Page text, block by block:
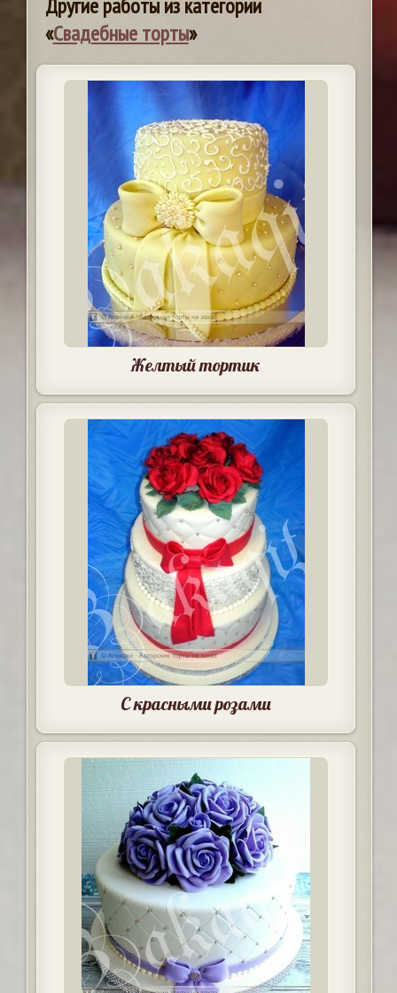
Другие работы из категории
«Свадебные торты»
Желтый тортик
С красными розами